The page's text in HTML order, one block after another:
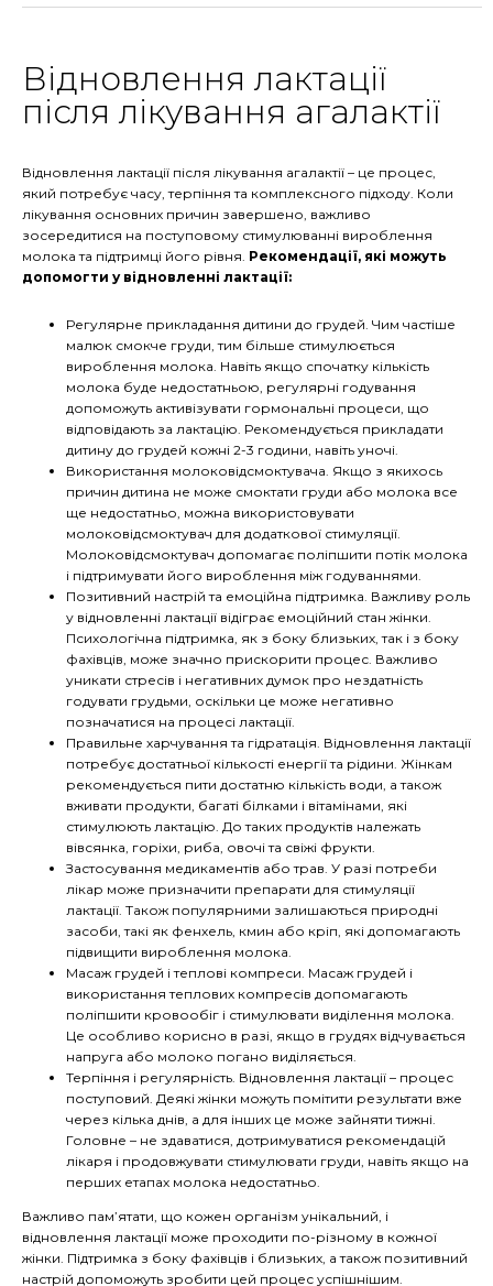
Відновлення лактації
після лікування агалактії
Відновлення лактації після лікування агалактії – це процес,
який потребує часу, терпіння та комплексного підходу. Коли
лікування основних причин завершено, важливо
зосередитися на поступовому стимулюванні вироблення
молока та підтримці його рівня. Рекомендації, які можуть
допомогти у відновленні лактації:
Регулярне прикладання дитини до грудей. Чим частіше
малюк смокче груди, тим більше стимулюється
вироблення молока. Навіть якщо спочатку кількість
молока буде недостатньою, регулярні годування
допоможуть активізувати гормональні процеси, що
відповідають за лактацію. Рекомендується прикладати
дитину до грудей кожні 2-3 години, навіть уночі.
Використання молоковідсмоктувача. Якщо з якихось
причин дитина не може смоктати груди або молока все
ще недостатньо, можна використовувати
молоковідсмоктувач для додаткової стимуляції.
Молоковідсмоктувач допомагає поліпшити потік молока
і підтримувати його вироблення між годуваннями.
Позитивний настрій та емоційна підтримка. Важливу роль
у відновленні лактації відіграє емоційний стан жінки.
Психологічна підтримка, як з боку близьких, так і з боку
фахівців, може значно прискорити процес. Важливо
уникати стресів і негативних думок про нездатність
годувати грудьми, оскільки це може негативно
позначатися на процесі лактації.
Правильне харчування та гідратація. Відновлення лактації
потребує достатньої кількості енергії та рідини. Жінкам
рекомендується пити достатню кількість води, а також
вживати продукти, багаті білками і вітамінами, які
стимулюють лактацію. До таких продуктів належать
вівсянка, горіхи, риба, овочі та свіжі фрукти.
Застосування медикаментів або трав. У разі потреби
лікар може призначити препарати для стимуляції
лактації. Також популярними залишаються природні
засоби, такі як фенхель, кмин або кріп, які допомагають
підвищити вироблення молока.
Масаж грудей і теплові компреси. Масаж грудей і
використання теплових компресів допомагають
поліпшити кровообіг і стимулювати виділення молока.
Це особливо корисно в разі, якщо в грудях відчувається
напруга або молоко погано виділяється.
Терпіння і регулярність. Відновлення лактації – процес
поступовий. Деякі жінки можуть помітити результати вже
через кілька днів, а для інших це може зайняти тижні.
Головне – не здаватися, дотримуватися рекомендацій
лікаря і продовжувати стимулювати груди, навіть якщо на
перших етапах молока недостатньо.
Важливо пам’ятати, що кожен організм унікальний, і
відновлення лактації може проходити по-різному в кожної
жінки. Підтримка з боку фахівців і близьких, а також позитивний
настрій допоможуть зробити цей процес успішнішим.